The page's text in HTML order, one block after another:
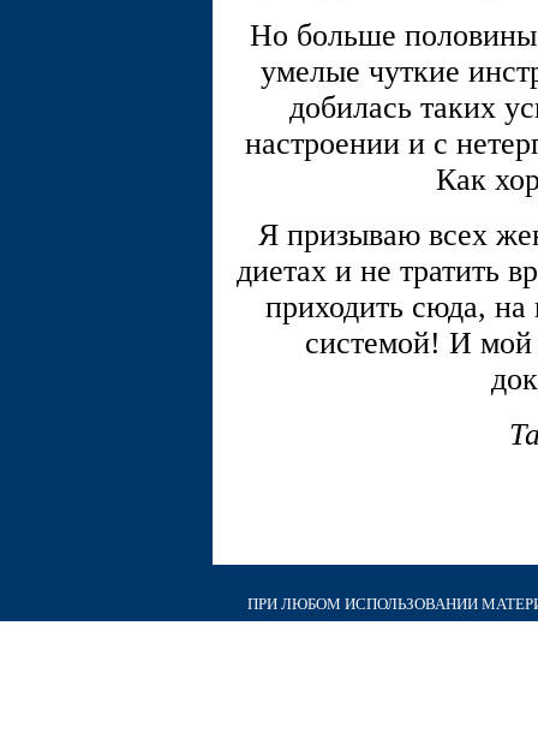
Но больше
умелые чуткие
добилась таких
настроении и с
Как
Я призываю всех
диетах и не тратить
приходить сюда,
системой! И мой
ПРИ ЛЮБОМ ИСПОЛЬЗОВАНИИ